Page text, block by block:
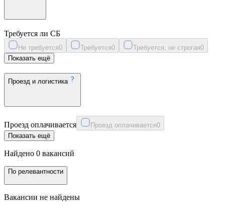
Требуется ли СБ
Не требуется0 Требуется0 Требуется, не строгая0
Показать ещё
Проезд и логистика
Проезд оплачивается Проезд оплачивается0
Показать ещё
Найдено 0 вакансий
По релевантности
Вакансии не найдены